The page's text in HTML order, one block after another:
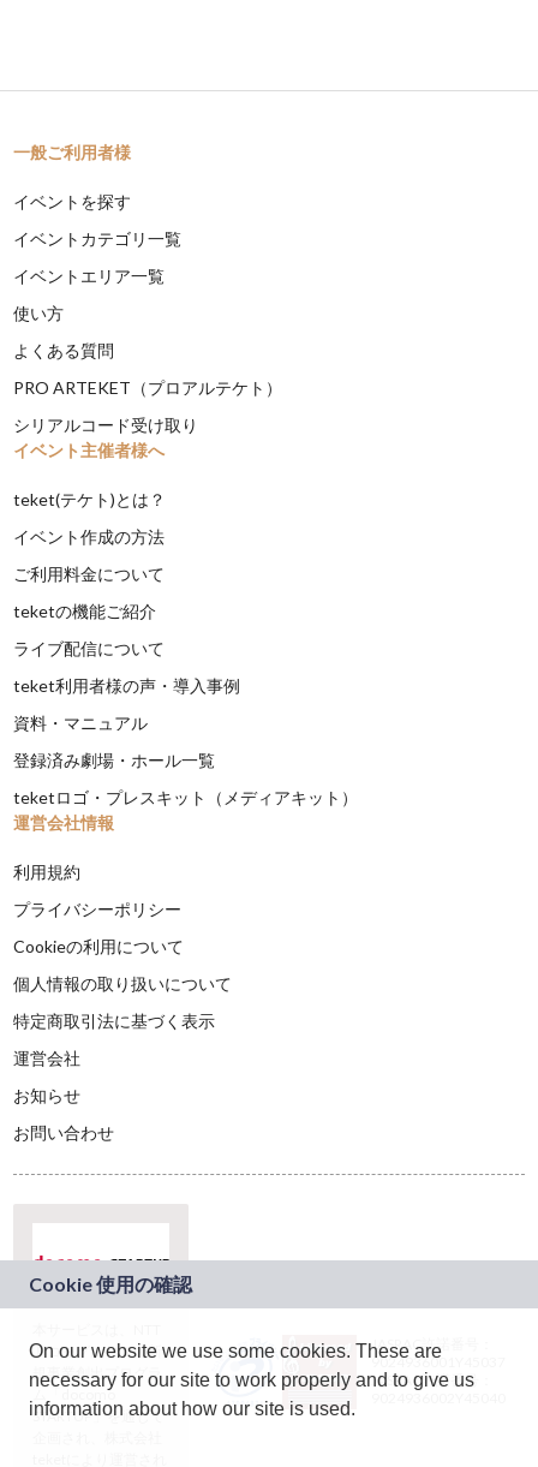
一般ご利用者様
イベントを探す
イベントカテゴリ一覧
イベントエリア一覧
使い方
よくある質問
PRO ARTEKET（プロアルテケト）
シリアルコード受け取り
イベント主催者様へ
teket(テケト)とは？
イベント作成の方法
ご利用料金について
teketの機能ご紹介
ライブ配信について
teket利用者様の声・導入事例
資料・マニュアル
登録済み劇場・ホール一覧
teketロゴ・プレスキット（メディアキット）
運営会社情報
利用規約
プライバシーポリシー
Cookieの利用について
個人情報の取り扱いについて
特定商取引法に基づく表示
運営会社
お知らせ
お問い合わせ
ドコモグループの新
規事業創出プログラ
ム「docomo
STARTUP」を通じて
JASRAC許諾番号：
9024936001Y45037
JASRAC許諾番号：
On our website we use some cookies. These are
necessary for our site to work properly and to give us
information about how our site is used.